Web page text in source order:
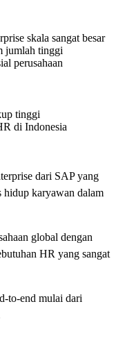
skala sangat besar
jumlah tinggi
perusahaan
tinggi
di Indonesia
dari SAP yang
hidup karyawan dalam
global dengan
HR yang sangat
to-end mulai dari